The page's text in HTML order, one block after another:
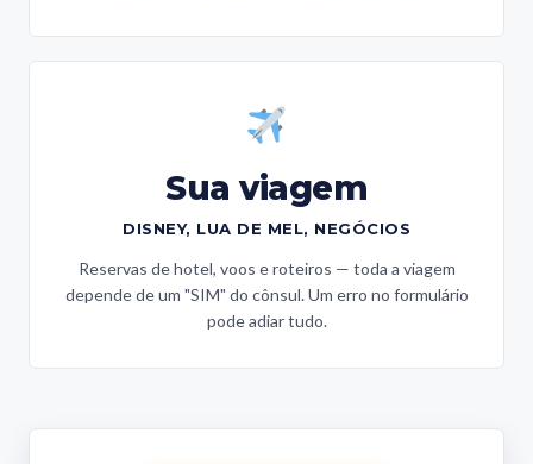
Sua viagem
DISNEY, LUA DE MEL, NEGÓCIOS
Reservas de hotel, voos e roteiros — toda a viagem
depende de um "SIM" do cônsul. Um erro no formulário
pode adiar tudo.